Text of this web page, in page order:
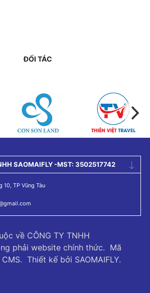
ĐỐI TÁC
SAOMAIFLY -MST: 3502517742
10, TP Vũng Tàu
về CÔNG TY TNHH
phải website chính thức. Mã
. Thiết kế bởi SAOMAIFLY.